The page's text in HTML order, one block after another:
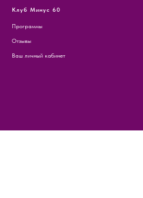
Клуб Минус 60
Программы
Отзывы
Ваш личный кабинет